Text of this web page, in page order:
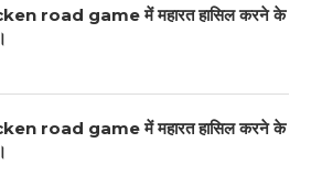
road game में महारत हासिल करने के
road game में महारत हासिल करने के